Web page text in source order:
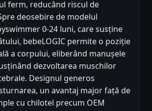
ferm, reducând riscul de
deosebire de modelul
0-24 luni, care susține
bebeLOGIC permite o poziție
a corpului, eliberând manușele
dezvoltarea muschilor
Designul generos
un avantaj major față de
cu chilotel precum OEM